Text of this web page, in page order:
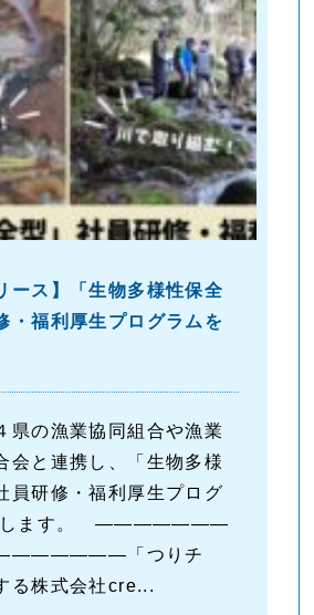
ース】「生物多様性保全
・福利厚生プログラムを
県の漁業協同組合や漁業
会と連携し、「生物多様
員研修・福利厚生プログ
します。 ―――――――
「つりチ
る株式会社cre...